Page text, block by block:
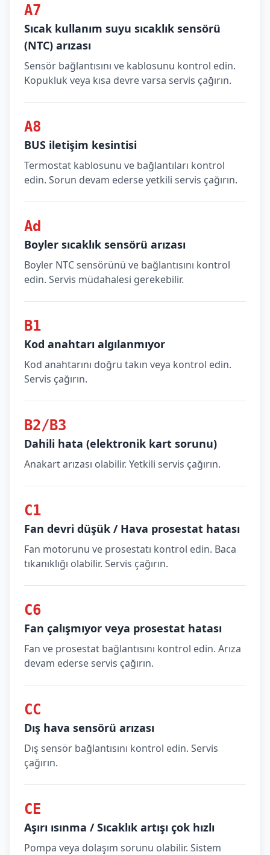
A7
Sıcak kullanım suyu sıcaklık sensörü
(NTC) arızası
Sensör bağlantısını ve kablosunu kontrol edin.
Kopukluk veya kısa devre varsa servis çağırın.
A8
BUS iletişim kesintisi
Termostat kablosunu ve bağlantıları kontrol
edin. Sorun devam ederse yetkili servis çağırın.
Ad
Boyler sıcaklık sensörü arızası
Boyler NTC sensörünü ve bağlantısını kontrol
edin. Servis müdahalesi gerekebilir.
B1
Kod anahtarı algılanmıyor
Kod anahtarını doğru takın veya kontrol edin.
Servis çağırın.
B2/B3
Dahili hata (elektronik kart sorunu)
Anakart arızası olabilir. Yetkili servis çağırın.
C1
Fan devri düşük / Hava prosestat hatası
Fan motorunu ve prosestatı kontrol edin. Baca
tıkanıklığı olabilir. Servis çağırın.
C6
Fan çalışmıyor veya prosestat hatası
Fan ve prosestat bağlantısını kontrol edin. Arıza
devam ederse servis çağırın.
CC
Dış hava sensörü arızası
Dış sensör bağlantısını kontrol edin. Servis
çağırın.
CE
Aşırı ısınma / Sıcaklık artışı çok hızlı
Pompa veya dolaşım sorunu olabilir. Sistem